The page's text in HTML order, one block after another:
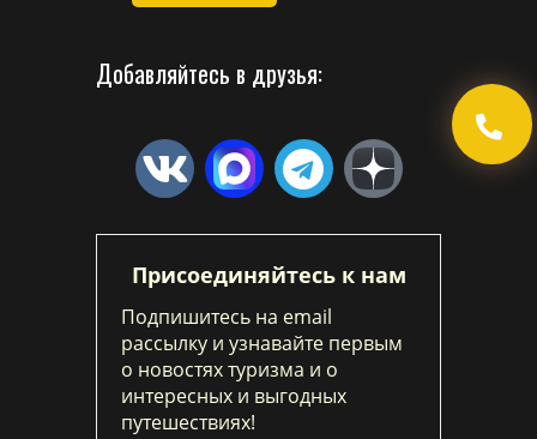
Добавляйтесь в друзья:
Присоединяйтесь к нам
Подпишитесь на email
рассылку и узнавайте первым
о новостях туризма и о
интересных и выгодных
путешествиях!